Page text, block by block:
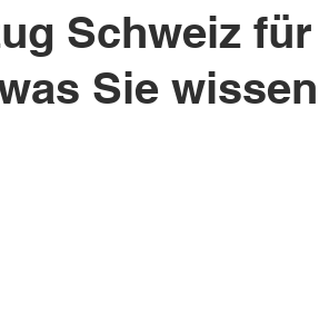
Schweiz für
Sie wissen